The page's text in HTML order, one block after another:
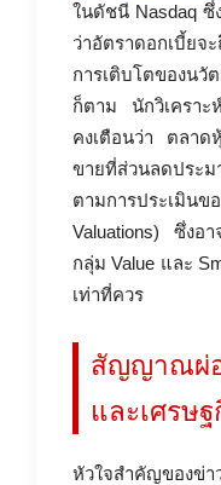
ในดัชนี Nasdaq ซึ่
ว่าอัตราดอกเบี้ย
การเติบโตของนวั
ก็ตาม นักวิเคราะ
คงเตือนว่า ตลาด
ขายที่ส่วนลดประ
ตามการประเมิน
Valuations) ซึ่งอ
กลุ่ม Value และ
เท่าที่ควร
สัญญาณผ่อ
และเศรษ
หัวใจสำคัญของ